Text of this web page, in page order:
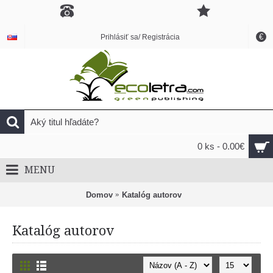
€
Prihlásiť sa/ Registrácia
0 ks - 0.00€
MENU
Domov Katalóg autorov
Katalóg autorov